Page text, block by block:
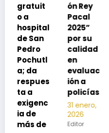
ón Rey
Pacal
2025”
por su
calidad
en
evaluac
ión a
policías
31 enero,
2026
Editor
coordin
ación
interins
titucion
al en
Sierra
de
Flores
Magón
para
protege
r